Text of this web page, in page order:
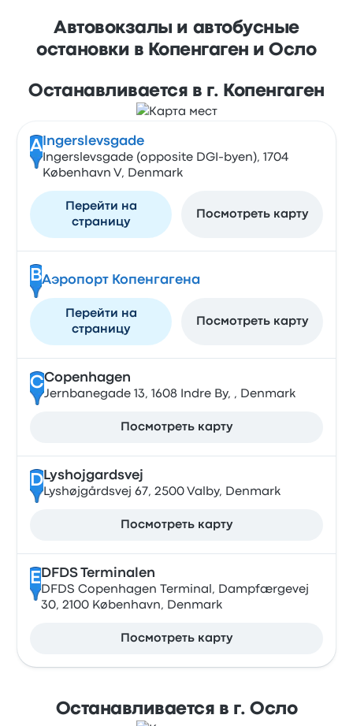
Автовокзалы и автобусные
остановки в Копенгаген и Осло
Останавливается в г. Копенгаген
A Ingerslevsgade
Ingerslevsgade (opposite DGI-byen), 1704
København V, Denmark
Перейти на
страницу
Посмотреть карту
BАэропорт Копенгагена
Перейти на
страницу
Посмотреть карту
CCopenhagen
Jernbanegade 13, 1608 Indre By, , Denmark
Посмотреть карту
DLyshojgardsvej
Lyshøjgårdsvej 67, 2500 Valby, Denmark
Посмотреть карту
E DFDS Terminalen
DFDS Copenhagen Terminal, Dampfærgevej
30, 2100 København, Denmark
Посмотреть карту
Останавливается в г. Осло